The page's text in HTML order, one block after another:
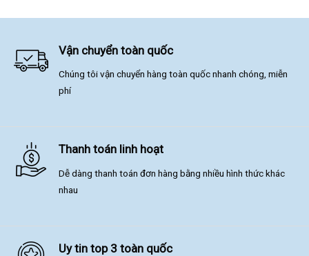
Vận chuyển toàn quốc
Chúng tôi vận chuyển hàng toàn quốc nhanh chóng, miễn
phí
Thanh toán linh hoạt
Dễ dàng thanh toán đơn hàng bằng nhiều hình thức khác
nhau
Uy tin top 3 toàn quốc